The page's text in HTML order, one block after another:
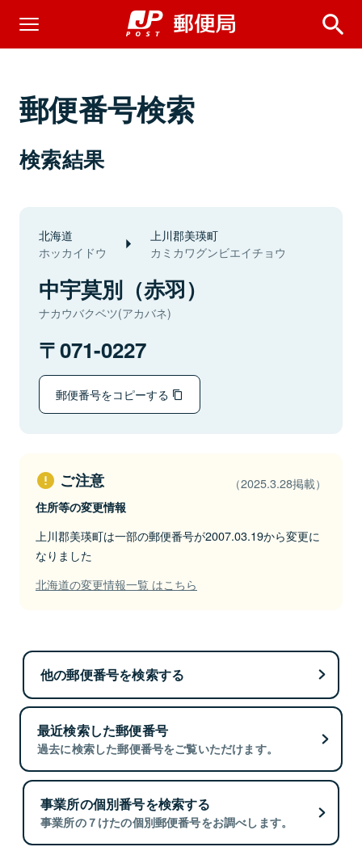
郵便番号検索
検索結果
北海道
ホッカイドウ
上川郡美瑛町
カミカワグンビエイチョウ
中宇莫別（赤羽）
ナカウバクベツ(アカバネ)
071-0227
郵便番号をコピーする
ご注意 （2025.3.28掲載）
住所等の変更情報
上川郡美瑛町は一部の郵便番号が2007.03.19から変更に
なりました
北海道の変更情報一覧 はこちら
他の郵便番号を検索する
最近検索した郵便番号
過去に検索した郵便番号をご覧いただけます。
事業所の個別番号を検索する
事業所の７けたの個別郵便番号をお調べします。